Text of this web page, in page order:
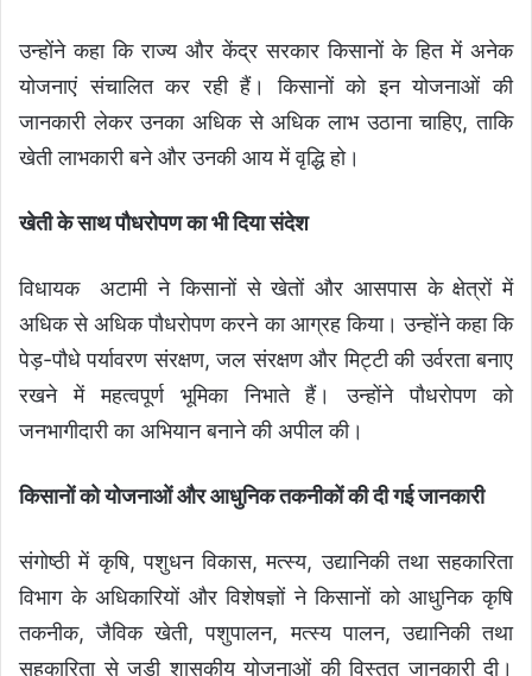
उन्होंने कहा कि राज्य और केंद्र सरकार किसानों के हित में अनेक
योजनाएं संचालित कर रही हैं। किसानों को इन योजनाओं की
जानकारी लेकर उनका अधिक से अधिक लाभ उठाना चाहिए, ताकि
खेती लाभकारी बने और उनकी आय में वृद्धि हो।
खेती के साथ पौधरोपण का भी दिया संदेश
विधायक अटामी ने किसानों से खेतों और आसपास के क्षेत्रों में
अधिक से अधिक पौधरोपण करने का आग्रह किया। उन्होंने कहा कि
पेड़-पौधे पर्यावरण संरक्षण, जल संरक्षण और मिट्टी की उर्वरता बनाए
रखने में महत्वपूर्ण भूमिका निभाते हैं। उन्होंने पौधरोपण को
जनभागीदारी का अभियान बनाने की अपील की।
किसानों को योजनाओं और आधुनिक तकनीकों की दी गई जानकारी
संगोष्ठी में कृषि, पशुधन विकास, मत्स्य, उद्यानिकी तथा सहकारिता
विभाग के अधिकारियों और विशेषज्ञों ने किसानों को आधुनिक कृषि
तकनीक, जैविक खेती, पशुपालन, मत्स्य पालन, उद्यानिकी तथा
सहकारिता से जुड़ी शासकीय योजनाओं की विस्तृत जानकारी दी।